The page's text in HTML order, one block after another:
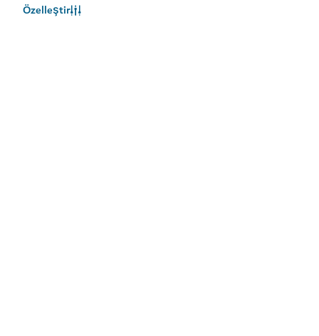
Özelleştir